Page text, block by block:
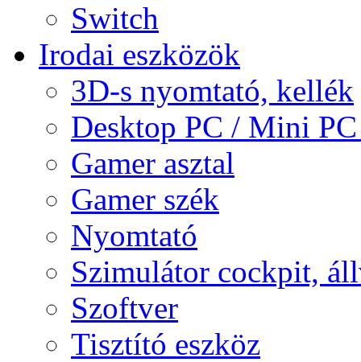
Switch
Irodai eszközök
3D-s nyomtató, kellék
Desktop PC / Mini
Gamer asztal
Gamer szék
Nyomtató
Szimulátor cockpit,
Szoftver
Tisztító eszköz